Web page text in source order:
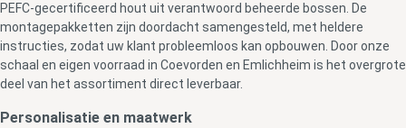
PEFC-gecertificeerd hout uit verantwoord beheerde bossen. De
montagepakketten zijn doordacht samengesteld, met heldere
instructies, zodat uw klant probleemloos kan opbouwen. Door onze
schaal en eigen voorraad in Coevorden en Emlichheim is het overgrote
deel van het assortiment direct leverbaar.
Personalisatie en maatwerk